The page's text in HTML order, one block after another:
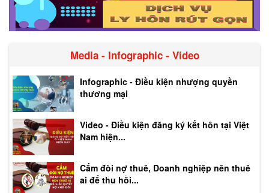
Media - Infographic - Video
Infographic - Điều kiện nhượng quyền
thương mại
Video - Điều kiện đăng ký kết hôn tại Việt
Nam hiện...
Cấm đòi nợ thuê, Doanh nghiệp nên thuê
ai để thu hồi...